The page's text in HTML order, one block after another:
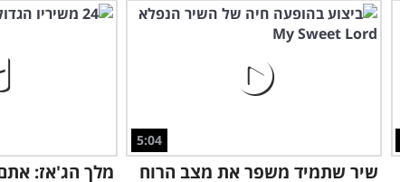
הזמרים
למה כדאי
5:04
שיר שתמיד משפר את מצב הרוח
מלך הג'אז: